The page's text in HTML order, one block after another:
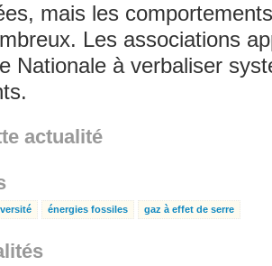
mais les
Les associations
Nationale à verbaliser
actualité
énergies fossiles gaz à effet de serre